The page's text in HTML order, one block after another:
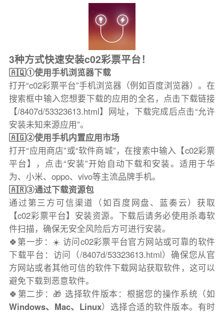
3种方式快速安装c02彩票平台！
🇦🇶①使用手机浏览器下载
打开“c02彩票平台”手机浏览器（例如百度浏览器）。在
搜索框中输入您想要下载的应用的全名，点击下载链接
【/8407d/53323613.html】网址，下载完成后点击“允许
安装未知来源应用”。
🇦🇬②使用手机内置应用市场
打开“应用商店”或“软件商城”，在搜索中输入【c02彩票
平台】，点击“安装”开始自动下载和安装。适用于华
为、小米、oppo、vivo等主流品牌手机。
🇦🇷③通过下载资源包
通过第三方可信渠道（如百度网盘、蓝奏云）获取
【c02彩票平台】安装资源。下载后请务必使用杀毒软
件扫描，确保无安全风险后方可进行安装。
🍀第一步：☀️ 访问c02彩票平台官方网站或可靠的软件
下载平台：访问（/8407d/53323613.html）确保您从官
方网站或者其他可信的软件下载网站获取软件，这可以
避免下载到恶意软件。
🍀第二步：🎁 选择软件版本：根据您的操作系统（如
Windows、Mac、Linux）选择合适的软件版本。有时